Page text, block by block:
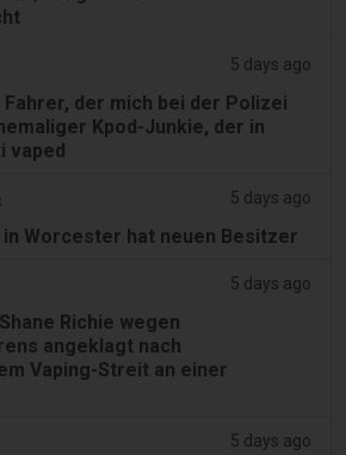
5 days ago
Fahrer, der mich bei der Polizei
Kpod-Junkie, der in
vaped
5 days ago
in Worcester hat neuen Besitzer
5 days ago
Richie wegen
angeklagt nach
Vaping-Streit an einer
5 days ago